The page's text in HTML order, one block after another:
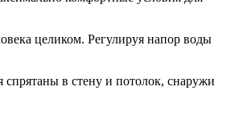
целиком. Регулируя напор воды
в стену и потолок, снаружи